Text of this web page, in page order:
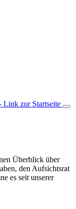
Überblick über
den Aufsichtsrat
es seit unserer